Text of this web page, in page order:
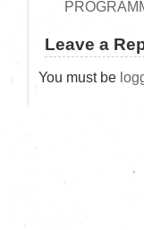
Leave a
You must be